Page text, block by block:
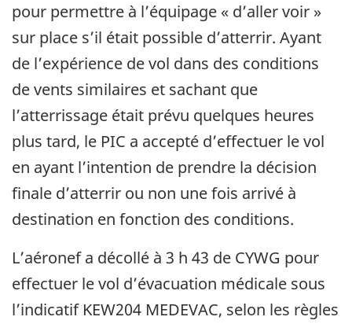
pour permettre à l’équipage « d’aller voir »
sur place s’il était possible d’atterrir. Ayant
de l’expérience de vol dans des conditions
de vents similaires et sachant que
l’atterrissage était prévu quelques heures
plus tard, le PIC a accepté d’effectuer le vol
en ayant l’intention de prendre la décision
finale d’atterrir ou non une fois arrivé à
destination en fonction des conditions.
L’aéronef a décollé à 3 h 43 de CYWG pour
effectuer le vol d’évacuation médicale sous
l’indicatif KEW204 MEDEVAC, selon les règles